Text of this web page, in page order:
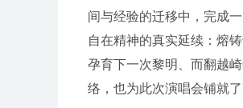
间与经验的迁移中，完成
自在精神的真实延续：熔
孕育下一次黎明、而翻越
络，也为此次演唱会铺就